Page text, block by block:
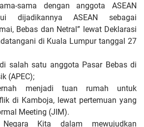
sama dengan anggota ASEAN
dijadikannya ASEAN sebagai
Bebas dan Netral” lewat Deklarasi
di Kuala Lumpur tanggal 27
salah satu anggota Pasar Bebas di
(APEC);
menjadi tuan rumah untuk
di Kamboja, lewat pertemuan yang
Meeting (JIM).
Kita dalam mewujudkan